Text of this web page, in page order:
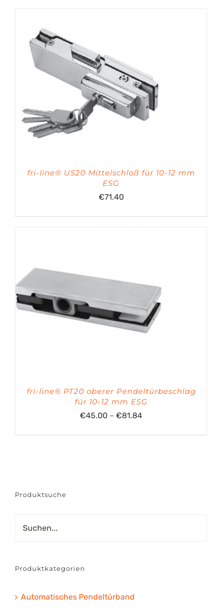
fri-line® US20 Mittelschloß für 10-12 mm
ESG
€71.40
fri-line® PT20 oberer Pendeltürbeschlag
für 10-12 mm ESG
€45.00 – €81.84Preisspanne:
Produktsuche
Produktkategorien
Automatisches Pendeltürband